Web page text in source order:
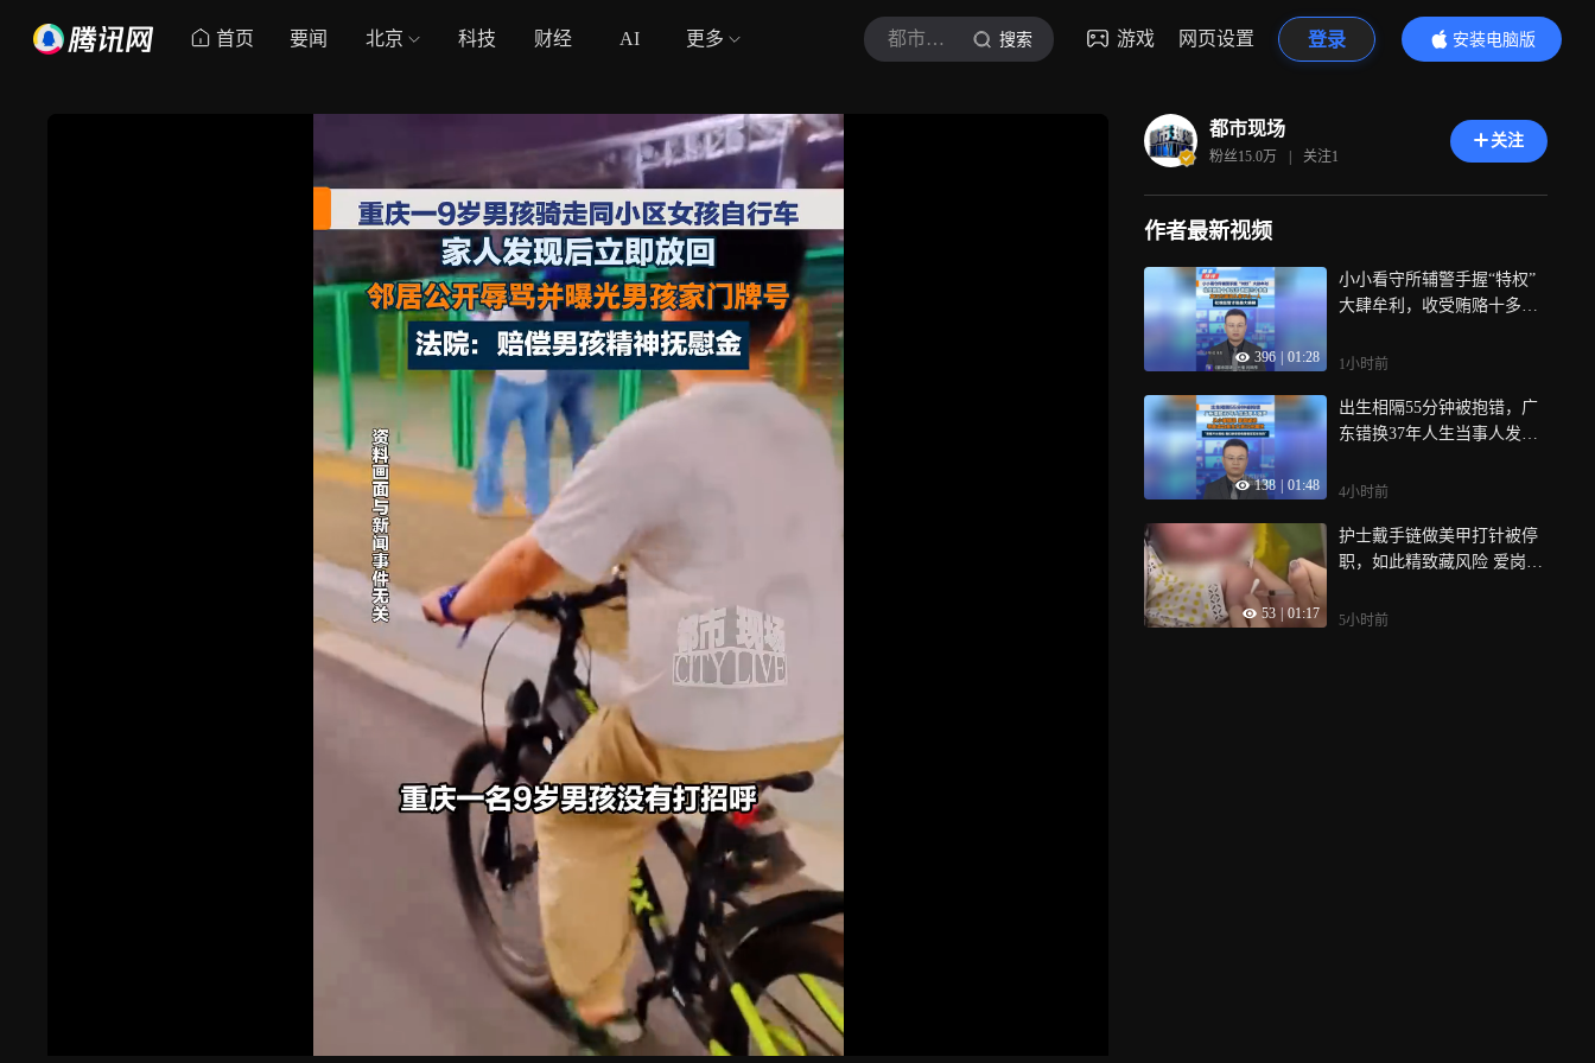
首页 要闻 北京 科技 财经 AI 更多 都市现场 搜索 游戏 网页设置 登录
安装电脑版
内容更精彩
都市现场
粉丝15.0万 | 关注1
关注
作者最新视频
396 01:28
小小看守所辅警手握“特权”
大肆牟利，收受贿赂十多万
洞从来不止一人，松弛监管
1小时前
138 01:48
出生相隔55分钟被抱错，广
东错换37年人生当事人发
寻亲成功亲生父亲已经离
受的伤害是实实在在的”
4小时前
53 01:17
护士戴手链做美甲打针被停
职，如此精致藏风险 爱岗敬
5小时前